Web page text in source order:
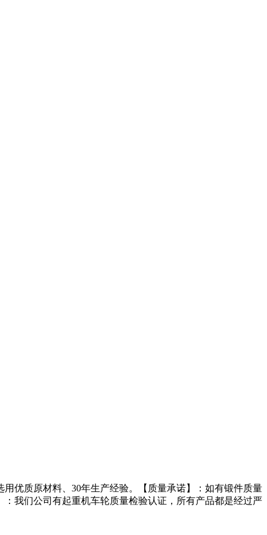
优质原材料、30年生产经验。【质量承诺】：如有锻件质量
我们公司有起重机车轮质量检验认证，所有产品都是经过严